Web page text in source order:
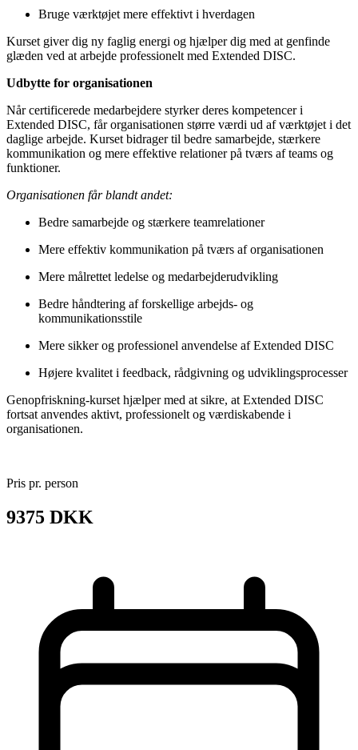
Bruge værktøjet mere effektivt i hverdagen
Kurset giver dig ny faglig energi og hjælper dig med at genfinde
glæden ved at arbejde professionelt med Extended DISC.
Udbytte for organisationen
Når certificerede medarbejdere styrker deres kompetencer i
Extended DISC, får organisationen større værdi ud af værktøjet i det
daglige arbejde. Kurset bidrager til bedre samarbejde, stærkere
kommunikation og mere effektive relationer på tværs af teams og
funktioner.
Organisationen får blandt andet:
Bedre samarbejde og stærkere teamrelationer
Mere effektiv kommunikation på tværs af organisationen
Mere målrettet ledelse og medarbejderudvikling
Bedre håndtering af forskellige arbejds- og
kommunikationsstile
Mere sikker og professionel anvendelse af Extended DISC
Højere kvalitet i feedback, rådgivning og udviklingsprocesser
Genopfriskning-kurset hjælper med at sikre, at Extended DISC
fortsat anvendes aktivt, professionelt og værdiskabende i
organisationen.
Pris pr. person
9375 DKK